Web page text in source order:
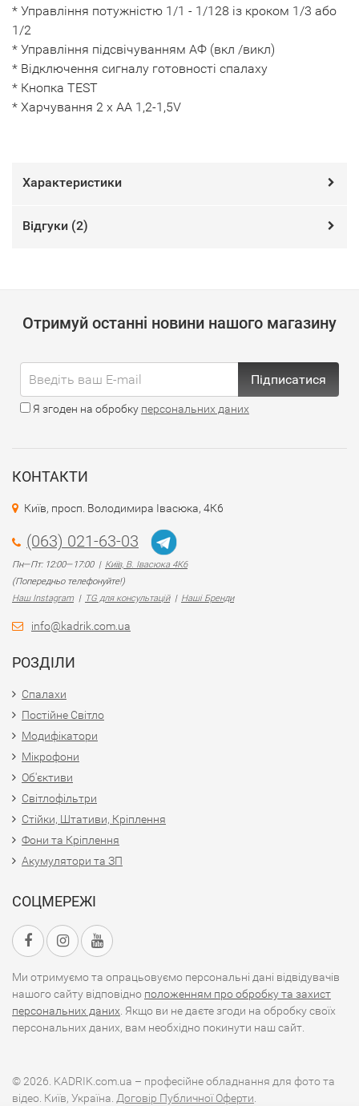
* Управління потужністю 1/1 - 1/128 із кроком 1/3 або
1/2
* Управління підсвічуванням АФ (вкл /викл)
* Відключення сигналу готовності спалаху
* Кнопка TEST
* Харчування 2 х АА 1,2-1,5V
Характеристики
Відгуки (2)
Отримуй останні новини нашого магазину
Підписатися
Я згоден на обробку персональних даних
КОНТАКТИ
Київ, просп. Володимира Івасюка, 4К6
(063) 021-63-03
Пн—Пт: 12:00—17:00 | Київ, В. Івасюка 4К6
(Попередньо телефонуйте!)
Наш Instagram | TG для консультацій| Наші Бренди
info@kadrik.com.ua
РОЗДІЛИ
Спалахи
Постійне Світло
Модифікатори
Мікрофони
Об'єктиви
Світлофільтри
Стійки, Штативи, Кріплення
Фони та Кріплення
Акумулятори та ЗП
СОЦМЕРЕЖІ
Ми отримуємо та опрацьовуємо персональні дані відвідувачів
нашого сайту відповідно положенням про обробку та захист
персональних даних . Якщо ви не даєте згоди на обробку своїх
персональних даних, вам необхідно покинути наш сайт.
© 2026. KADRIK.com.ua – професійне обладнання для фото та
відео. Київ, Україна. Договір Публичної Оферти